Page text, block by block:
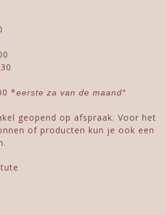
*eerste za van de maand*
geopend op afspraak. Voor het
of producten kun je ook een